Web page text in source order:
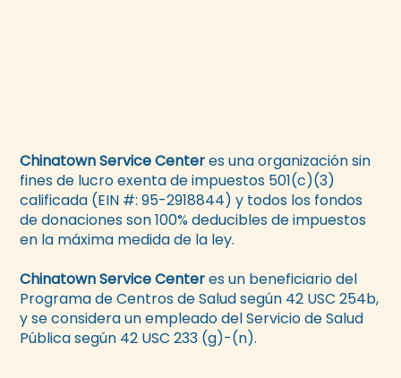
Chinatown Service Centeres una organización sin
fines de lucro exenta de impuestos 501(c)(3)
calificada (EIN #: 95-2918844) y todos los fondos
de donaciones son 100% deducibles de impuestos
en la máxima medida de la ley.
Chinatown Service Centeres un beneficiario del
Programa de Centros de Salud según 42 USC 254b,
y se considera un empleado del Servicio de Salud
Pública según 42 USC 233 (g)-(n).